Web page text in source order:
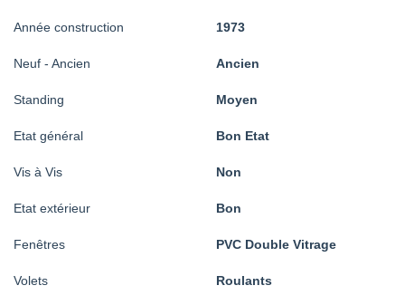
Année construction 1973
Neuf - Ancien Ancien
Standing Moyen
Etat général Bon Etat
Vis à Vis Non
Etat extérieur Bon
Fenêtres PVC Double Vitrage
Volets Roulants